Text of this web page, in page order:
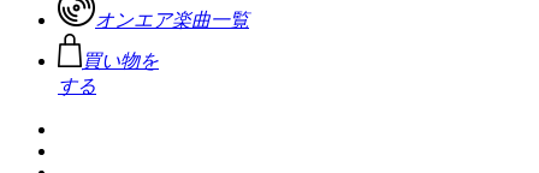
オンエア楽曲一覧
買い物を
する